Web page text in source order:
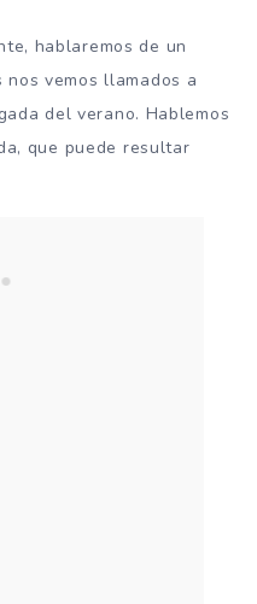
hablaremos de un
vemos llamados a
del verano. Hablemos
que puede resultar